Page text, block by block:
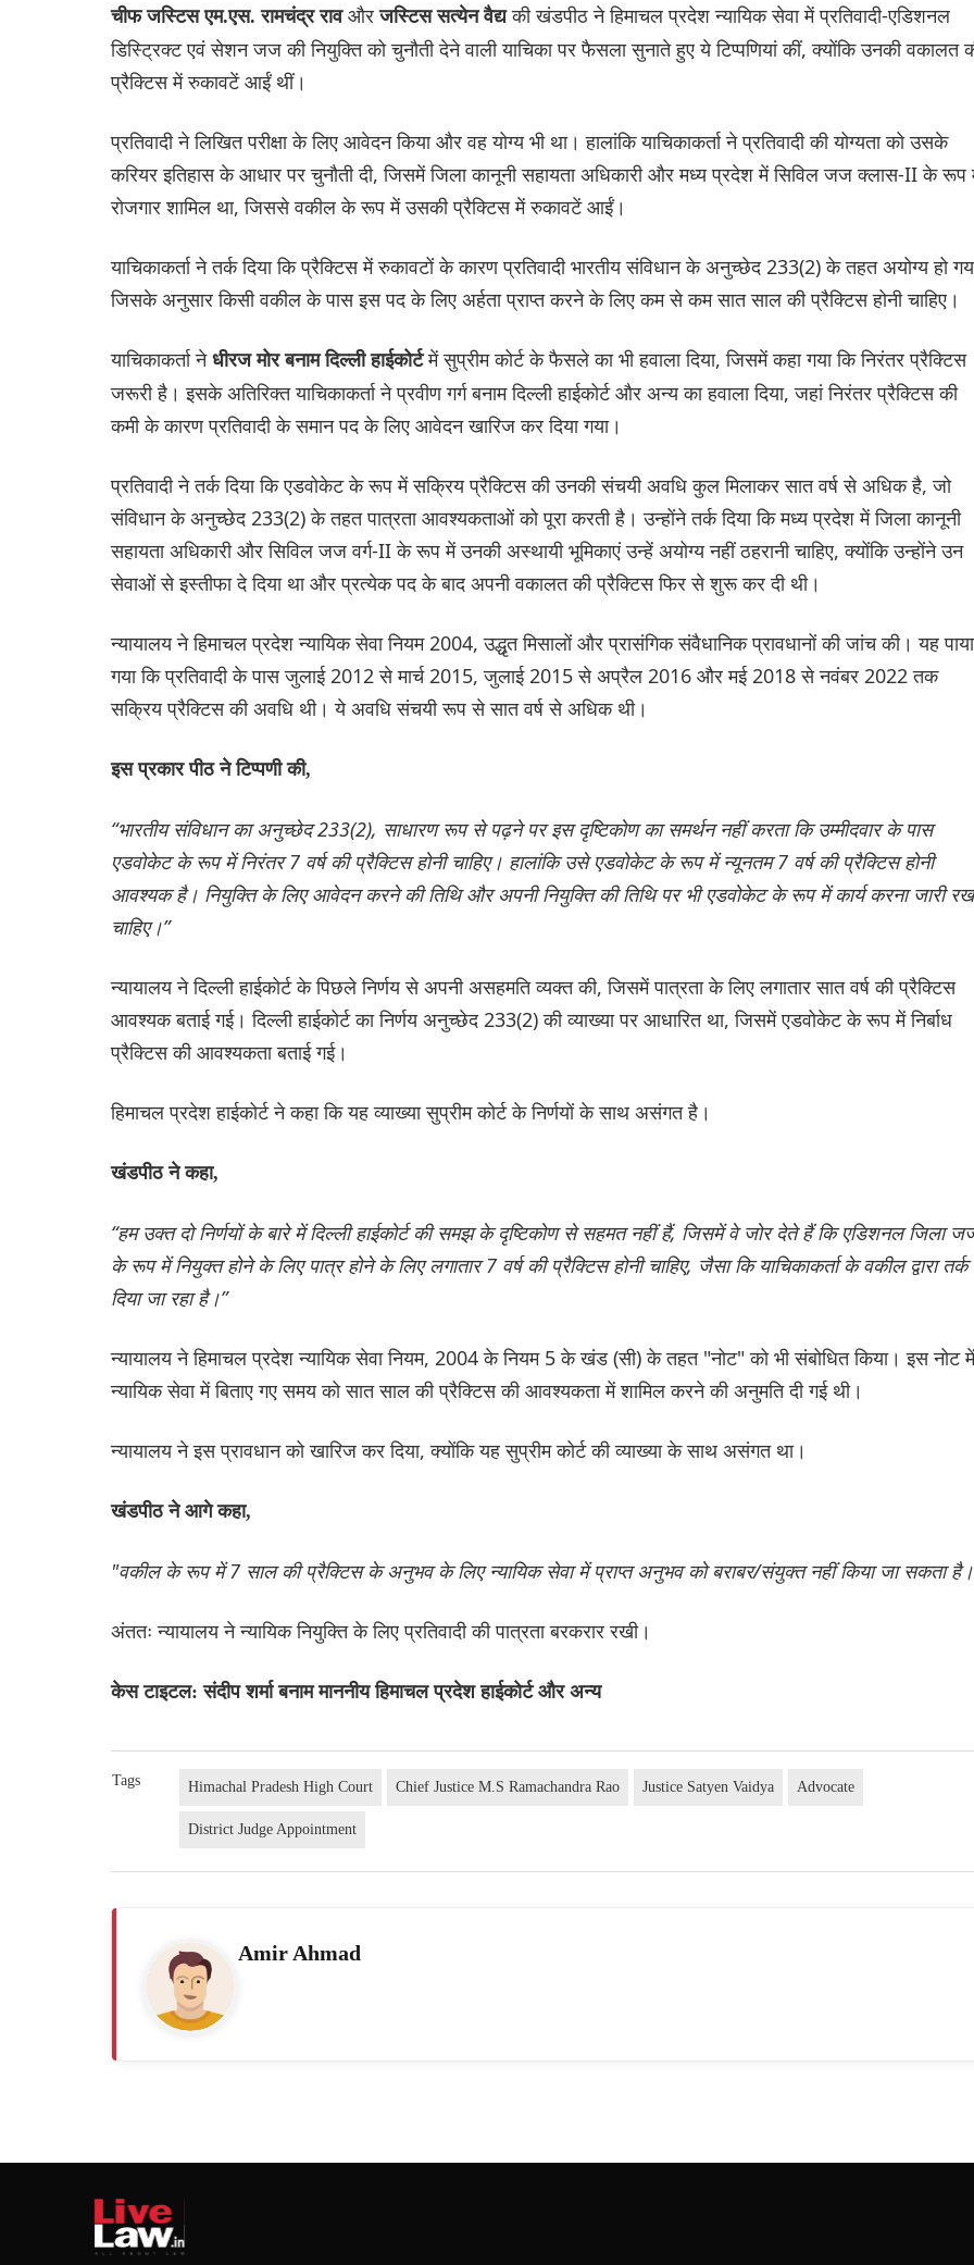
चीफ जस्टिस एम.एस. रामचंद्र राव और जस्टिस सत्येन वैद्यकी खंडपीठ ने हिमाचल प्रदेश न्यायिक सेवा में प्रतिवादी-एडिशनल
डिस्ट्रिक्ट एवं सेशन जज की नियुक्ति को चुनौती देने वाली याचिका पर फैसला सुनाते हुए ये टिप्पणियां कीं, क्योंकि उनकी वकालत
प्रैक्टिस में रुकावटें आईं थीं।
प्रतिवादी ने लिखित परीक्षा के लिए आवेदन किया और वह योग्य भी था। हालांकि याचिकाकर्ता ने प्रतिवादी की योग्यता को उसके
करियर इतिहास के आधार पर चुनौती दी, जिसमें जिला कानूनी सहायता अधिकारी और मध्य प्रदेश में सिविल जज क्लास-II के रूप
रोजगार शामिल था, जिससे वकील के रूप में उसकी प्रैक्टिस में रुकावटें आईं।
याचिकाकर्ता ने तर्क दिया कि प्रैक्टिस में रुकावटों के कारण प्रतिवादी भारतीय संविधान के अनुच्छेद 233(2) के तहत अयोग्य हो
जिसके अनुसार किसी वकील के पास इस पद के लिए अर्हता प्राप्त करने के लिए कम से कम सात साल की प्रैक्टिस होनी चाहिए।
याचिकाकर्ता ने धीरज मोर बनाम दिल्ली हाईकोर्टमें सुप्रीम कोर्ट के फैसले का भी हवाला दिया, जिसमें कहा गया कि निरंतर प्रैक्टिस
जरूरी है। इसके अतिरिक्त याचिकाकर्ता ने प्रवीण गर्ग बनाम दिल्ली हाईकोर्ट और अन्य का हवाला दिया, जहां निरंतर प्रैक्टिस की
कमी के कारण प्रतिवादी के समान पद के लिए आवेदन खारिज कर दिया गया।
प्रतिवादी ने तर्क दिया कि एडवोकेट के रूप में सक्रिय प्रैक्टिस की उनकी संचयी अवधि कुल मिलाकर सात वर्ष से अधिक है, जो
संविधान के अनुच्छेद 233(2) के तहत पात्रता आवश्यकताओं को पूरा करती है। उन्होंने तर्क दिया कि मध्य प्रदेश में जिला कानूनी
सहायता अधिकारी और सिविल जज वर्ग-II के रूप में उनकी अस्थायी भूमिकाएं उन्हें अयोग्य नहीं ठहरानी चाहिए, क्योंकि उन्होंने उन
सेवाओं से इस्तीफा दे दिया था और प्रत्येक पद के बाद अपनी वकालत की प्रैक्टिस फिर से शुरू कर दी थी।
न्यायालय ने हिमाचल प्रदेश न्यायिक सेवा नियम 2004, उद्धृत मिसालों और प्रासंगिक संवैधानिक प्रावधानों की जांच की। यह पाया
गया कि प्रतिवादी के पास जुलाई 2012 से मार्च 2015, जुलाई 2015 से अप्रैल 2016 और मई 2018 से नवंबर 2022 तक
सक्रिय प्रैक्टिस की अवधि थी। ये अवधि संचयी रूप से सात वर्ष से अधिक थी।
इस प्रकार पीठ ने टिप्पणी की,
“भारतीय संविधान का अनुच्छेद 233(2), साधारण रूप से पढ़ने पर इस दृष्टिकोण का समर्थन नहीं करता कि उम्मीदवार के पास
एडवोकेट के रूप में निरंतर 7 वर्ष की प्रैक्टिस होनी चाहिए। हालांकि उसे एडवोकेट के रूप में न्यूनतम 7 वर्ष की प्रैक्टिस होनी
आवश्यक है। नियुक्ति के लिए आवेदन करने की तिथि और अपनी नियुक्ति की तिथि पर भी एडवोकेट के रूप में कार्य करना जारी
चाहिए।”
न्यायालय ने दिल्ली हाईकोर्ट के पिछले निर्णय से अपनी असहमति व्यक्त की, जिसमें पात्रता के लिए लगातार सात वर्ष की प्रैक्टिस
आवश्यक बताई गई। दिल्ली हाईकोर्ट का निर्णय अनुच्छेद 233(2) की व्याख्या पर आधारित था, जिसमें एडवोकेट के रूप में निर्बाध
प्रैक्टिस की आवश्यकता बताई गई।
हिमाचल प्रदेश हाईकोर्ट ने कहा कि यह व्याख्या सुप्रीम कोर्ट के निर्णयों के साथ असंगत है।
खंडपीठ ने कहा,
“हम उक्त दो निर्णयों के बारे में दिल्ली हाईकोर्ट की समझ के दृष्टिकोण से सहमत नहीं हैं, जिसमें वे जोर देते हैं कि एडिशनल जिला
के रूप में नियुक्त होने के लिए पात्र होने के लिए लगातार 7 वर्ष की प्रैक्टिस होनी चाहिए, जैसा कि याचिकाकर्ता के वकील द्वारा तर्क
दिया जा रहा है।”
न्यायालय ने हिमाचल प्रदेश न्यायिक सेवा नियम, 2004 के नियम 5 के खंड (सी) के तहत "नोट" को भी संबोधित किया। इस नोट में
न्यायिक सेवा में बिताए गए समय को सात साल की प्रैक्टिस की आवश्यकता में शामिल करने की अनुमति दी गई थी।
न्यायालय ने इस प्रावधान को खारिज कर दिया, क्योंकि यह सुप्रीम कोर्ट की व्याख्या के साथ असंगत था।
खंडपीठ ने आगे कहा,
"वकील के रूप में 7 साल की प्रैक्टिस के अनुभव के लिए न्यायिक सेवा में प्राप्त अनुभव को बराबर/संयुक्त नहीं किया जा सकता
अंततः न्यायालय ने न्यायिक नियुक्ति के लिए प्रतिवादी की पात्रता बरकरार रखी।
केस टाइटल: संदीप शर्मा बनाम माननीय हिमाचल प्रदेश हाईकोर्ट और अन्य
Tags Himachal Pradesh High Court Chief Justice M.S Ramachandra Rao Justice Satyen Vaidya Advocate
District Judge Appointment
Amir Ahmad